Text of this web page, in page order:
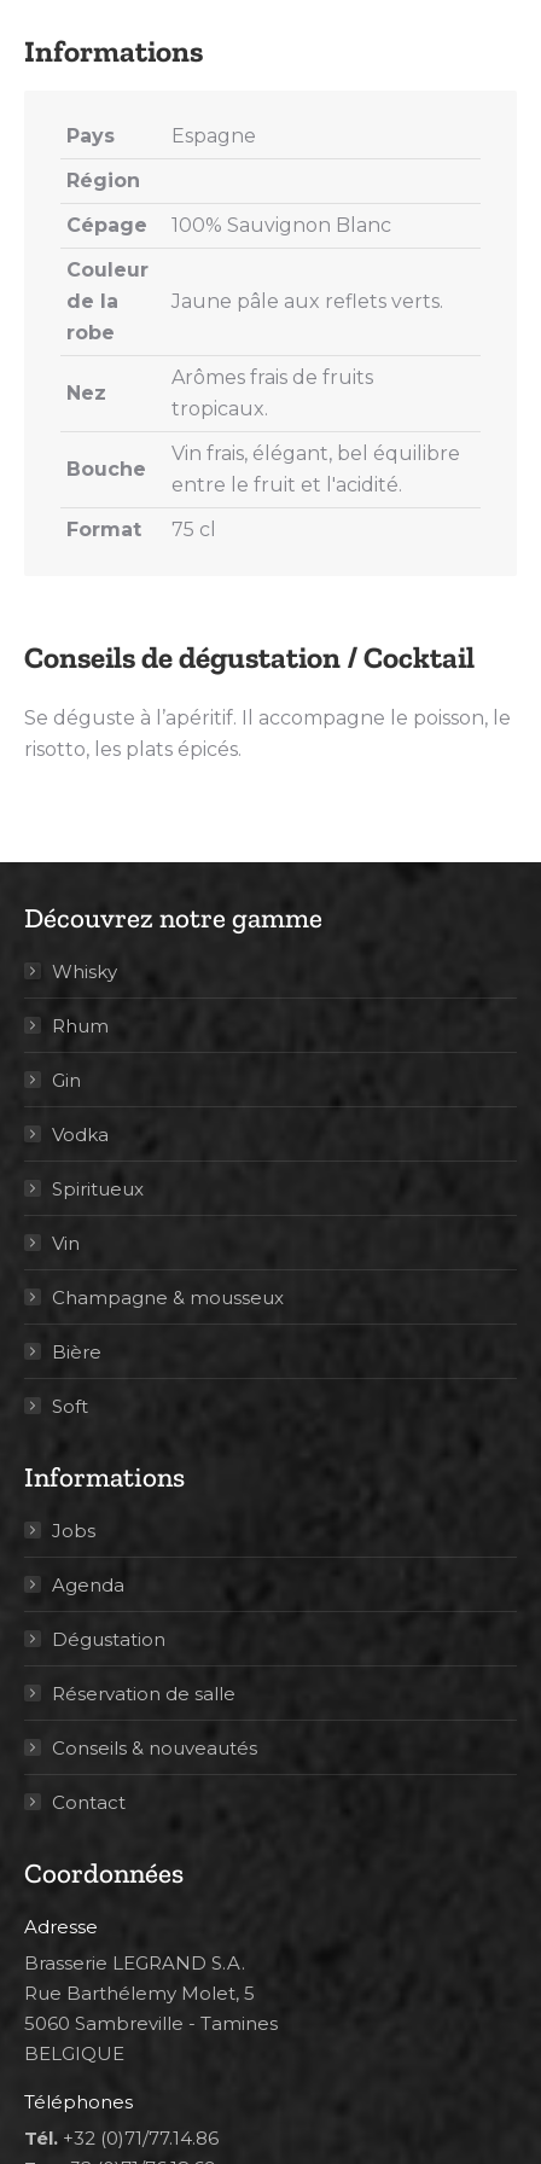
Conseils de dégustation / Cocktail
Se déguste à l’apéritif. Il accompagne le poisson, le
risotto, les plats épicés.
Pays
Espagne
Région
Cépage
100% Sauvignon Blanc
Couleur
de la
robe
Jaune pâle aux reflets verts.
Nez
Arômes frais de fruits
tropicaux.
Bouche
Vin frais, élégant, bel équilibre
entre le fruit et l'acidité.
Format
75 cl
Découvrez notre gamme
Whisky
Rhum
Gin
Vodka
Spiritueux
Vin
Champagne & mousseux
Bière
Soft
Informations
Jobs
Agenda
Dégustation
Réservation de salle
Conseils & nouveautés
Contact
Coordonnées
Adresse
Brasserie LEGRAND S.A.
Rue Barthélemy Molet, 5
5060 Sambreville - Tamines
BELGIQUE
Téléphones
Tél. +32 (0)71/77.14.86